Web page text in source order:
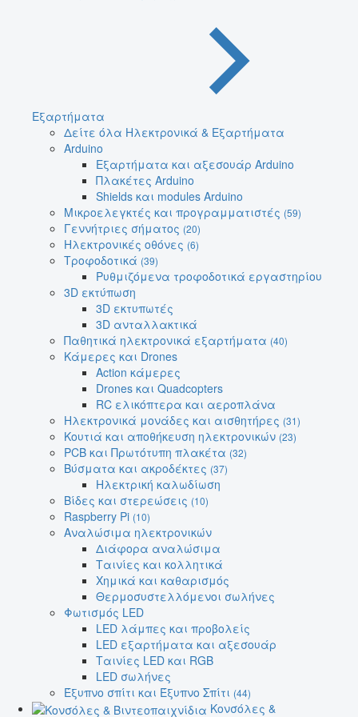
Εξαρτήματα
Δείτε όλα Ηλεκτρονικά & Εξαρτήματα
Arduino
Εξαρτήματα και αξεσουάρ Arduino
Πλακέτες Arduino
Shields και modules Arduino
Μικροελεγκτές και προγραμματιστές (59)
Γεννήτριες σήματος (20)
Ηλεκτρονικές οθόνες (6)
Τροφοδοτικά (39)
Ρυθμιζόμενα τροφοδοτικά εργαστηρίου
3D εκτύπωση
3D εκτυπωτές
3D ανταλλακτικά
Παθητικά ηλεκτρονικά εξαρτήματα (40)
Κάμερες και Drones
Action κάμερες
Drones και Quadcopters
RC ελικόπτερα και αεροπλάνα
Ηλεκτρονικά μονάδες και αισθητήρες (31)
Κουτιά και αποθήκευση ηλεκτρονικών (23)
PCB και Πρωτότυπη πλακέτα (32)
Βύσματα και ακροδέκτες (37)
Ηλεκτρική καλωδίωση
Βίδες και στερεώσεις (10)
Raspberry Pi (10)
Αναλώσιμα ηλεκτρονικών
Διάφορα αναλώσιμα
Ταινίες και κολλητικά
Χημικά και καθαρισμός
Θερμοσυστελλόμενοι σωλήνες
Φωτισμός LED
LED λάμπες και προβολείς
LED εξαρτήματα και αξεσουάρ
Ταινίες LED και RGB
LED σωλήνες
Έξυπνο σπίτι και Έξυπνο Σπίτι (44)
Κονσόλες &